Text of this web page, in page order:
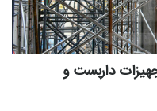
داربست و